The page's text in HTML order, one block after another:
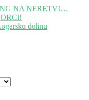
NA NERETVI…
dolinu